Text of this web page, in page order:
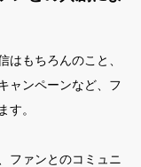
はもちろんのこと、
ャンペーンなど、フ
す。
ファンとのコミュニ